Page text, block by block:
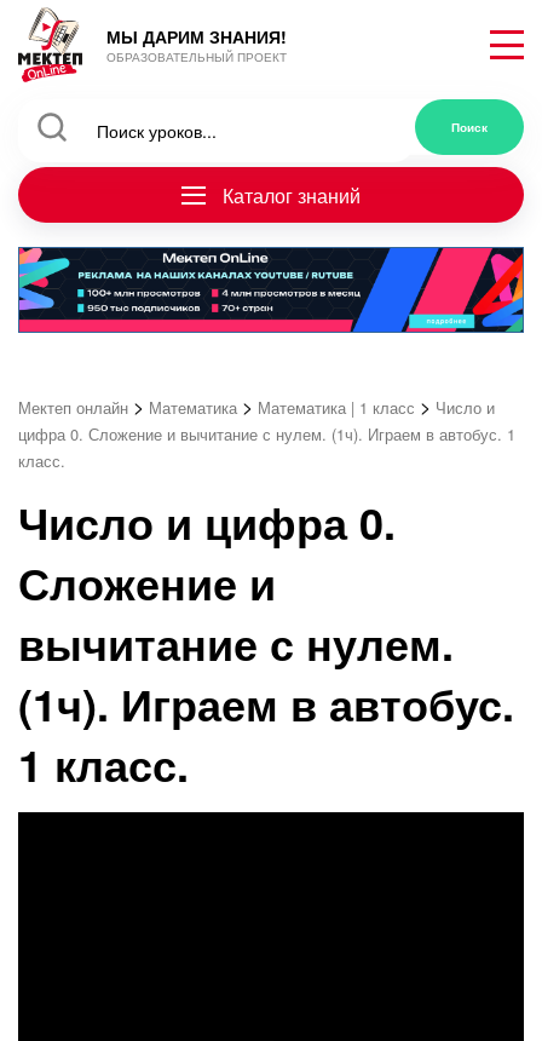
МЫ ДАРИМ ЗНАНИЯ!
ОБРАЗОВАТЕЛЬНЫЙ ПРОЕКТ
Каталог знаний
Мектеп онлайн > Математика > Математика | 1 класс > Число и
цифра 0. Сложение и вычитание с нулем. (1ч). Играем в автобус. 1
класс.
Число и цифра 0.
Сложение и
вычитание с нулем.
(1ч). Играем в автобус.
1 класс.